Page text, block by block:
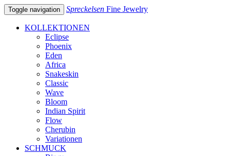
Toggle navigation Spreckelsen Fine Jewelry
KOLLEKTIONEN
Eclipse
Phoenix
Eden
Africa
Snakeskin
Classic
Wave
Bloom
Indian Spirit
Flow
Cherubin
Variationen
SCHMUCK